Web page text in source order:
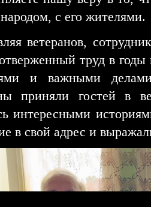
с его жителями.
ветеранов,
труд в
и важными
приняли гостей в
интересными
в свой адрес и